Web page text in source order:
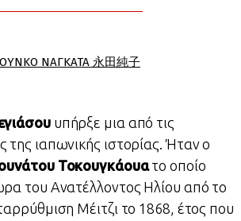
ΝΑΓΚΑΤΑ 永田純子
υπήρξε μια από τις
ιαπωνικής ιστορίας. Ήταν ο
Τοκουγκάουατο οποίο
του Ανατέλλοντος Ηλίου από το
Μέιτζι το 1868, έτος που